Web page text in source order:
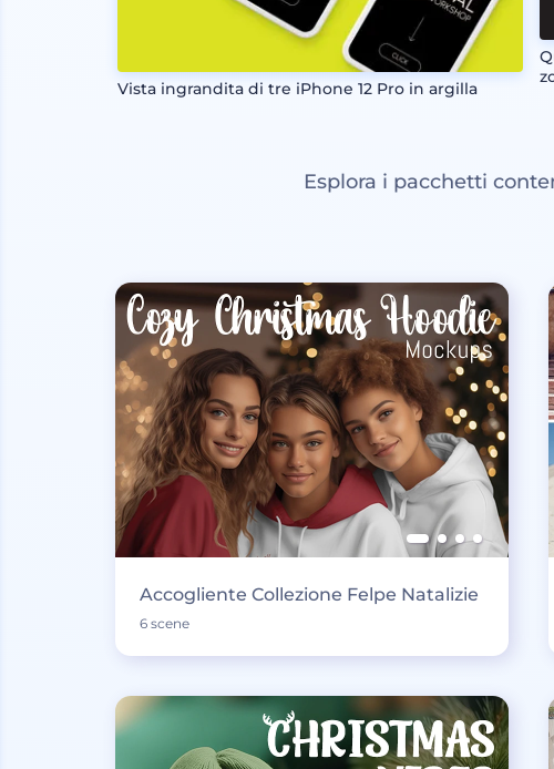
Vista ingrandita di tre iPhone 12 Pro in argilla
Esplora i pacchetti
Accogliente Collezione Felpe Natalizie
6 scene